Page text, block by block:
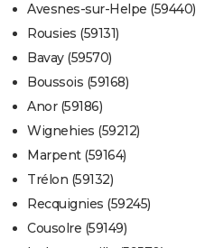
Avesnes-sur-Helpe (59440)
Rousies (59131)
Bavay (59570)
Boussois (59168)
Anor (59186)
Wignehies (59212)
Marpent (59164)
Trélon (59132)
Recquignies (59245)
Cousolre (59149)